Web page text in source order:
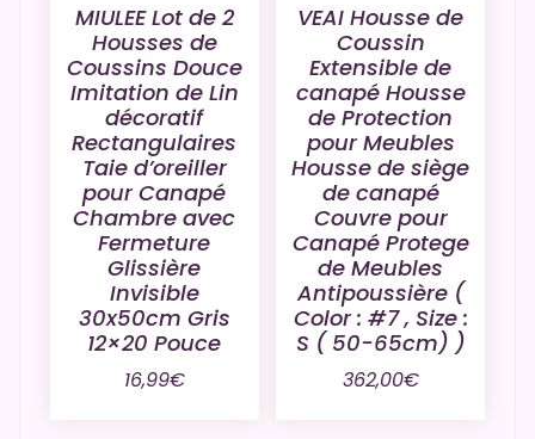
MIULEE Lot de 2
Housses de
Coussins Douce
Imitation de Lin
décoratif
Rectangulaires
Taie d’oreiller
pour Canapé
Chambre avec
Fermeture
Glissière
Invisible
30x50cm Gris
12×20 Pouce
16,99€
VEAI Housse de
Coussin
Extensible de
canapé Housse
de Protection
pour Meubles
Housse de siège
de canapé
Couvre pour
Canapé Protege
de Meubles
Antipoussière (
Color : #7 , Size :
S ( 50-65cm) )
362,00€